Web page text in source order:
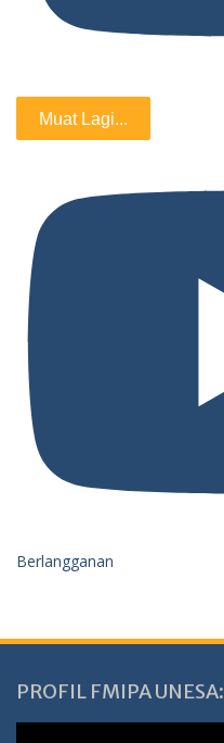
Muat Lagi...
Berlangganan
PROFIL FMIPA UNESA: